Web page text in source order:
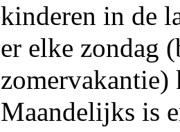
kinderen in de
er elke zondag
zomervakantie)
Maandelijks is